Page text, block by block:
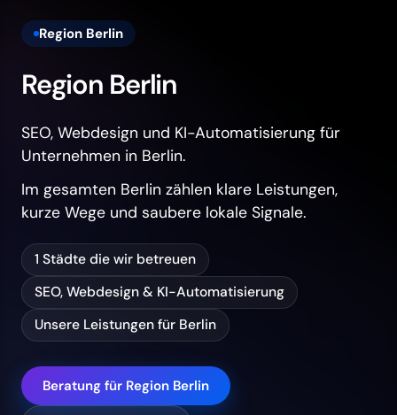
Region Berlin
Region Berlin
SEO, Webdesign und KI-Automatisierung für
Unternehmen in Berlin.
Im gesamten Berlin zählen klare Leistungen,
kurze Wege und saubere lokale Signale.
1 Städte die wir betreuen
SEO, Webdesign & KI-Automatisierung
Unsere Leistungen für Berlin
Beratung für Region Berlin